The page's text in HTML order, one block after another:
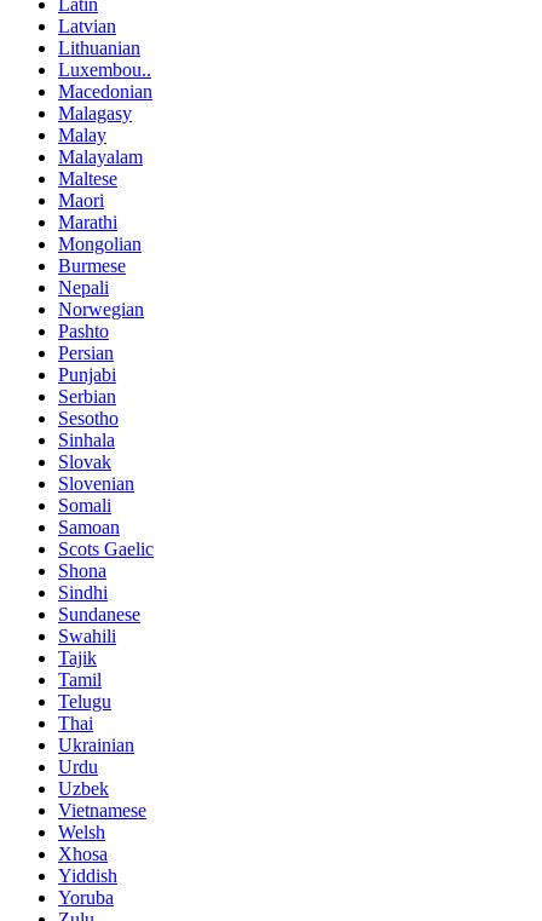
Latin
Latvian
Lithuanian
Luxembou..
Macedonian
Malagasy
Malay
Malayalam
Maltese
Maori
Marathi
Mongolian
Burmese
Nepali
Norwegian
Pashto
Persian
Punjabi
Serbian
Sesotho
Sinhala
Slovak
Slovenian
Somali
Samoan
Scots Gaelic
Shona
Sindhi
Sundanese
Swahili
Tajik
Tamil
Telugu
Thai
Ukrainian
Urdu
Uzbek
Vietnamese
Welsh
Xhosa
Yiddish
Yoruba